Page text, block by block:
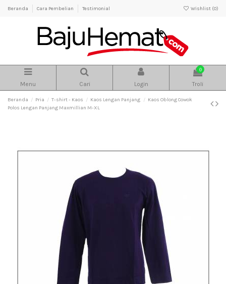
Beranda Cara Pembelian Testimonial Wishlist (0)
Menu Cari Login
0
Troli
Beranda Pria T-shirt - Kaos Kaos Lengan Panjang
Kaos Oblong Cowok
Polos Lengan Panjang Maxmillian M-XL